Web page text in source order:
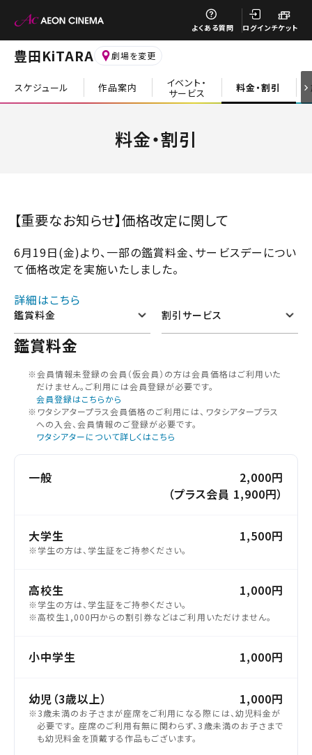
よくある質問 ログインチケット
豊田KiTARA 劇場を変更
スケジュール 作品案内 イベント・
サービス 料金・割引
料金・割引
【重要なお知らせ】価格改定に関して
6月19日(金)より、一部の鑑賞料金、サービスデーについ
て価格改定を実施いたしました。
詳細はこちら
鑑賞料金 割引サービス
鑑賞料金
※会員情報未登録の会員（仮会員）の⽅は会員価格はご利⽤いた
だけません。ご利⽤には会員登録が必要です。
会員登録はこちらから
※ワタシアタープラス会員価格のご利用には、ワタシアタープラス
への入会、会員情報のご登録が必要です。
ワタシアターについて詳しくはこちら
一般
2,000円
（プラス会員 1,900円）
大学生 1,500円
※学生の方は、学生証をご持参ください。
高校生 1,000円
※学生の方は、学生証をご持参ください。
※高校生1,000円からの割引券などはご利用いただけません。
小中学生 1,000円
幼児（3歳以上） 1,000円
※3歳未満のお子さまが座席をご利用になる際には、幼児料金が
必要です。 座席のご利用有無に関わらず、3歳未満のお子さまで
も幼児料金を頂戴する作品もございます。
閉じる
閉じる